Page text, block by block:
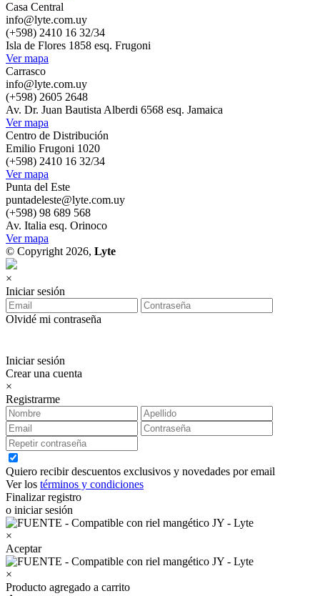
Casa Central
info@lyte.com.uy
(+598) 2410 16 32/34
Isla de Flores 1858 esq. Frugoni
Ver mapa
Carrasco
info@lyte.com.uy
(+598) 2605 2648
Av. Dr. Juan Bautista Alberdi 6568 esq. Jamaica
Ver mapa
Centro de Distribución
Emilio Frugoni 1020
(+598) 2410 16 32/34
Ver mapa
Punta del Este
puntadeleste@lyte.com.uy
(+598) 98 689 568
Av. Italia esq. Orinoco
Ver mapa
© Copyright 2026, Lyte
×
Iniciar sesión
Olvidé mi contraseña
Iniciar sesión
Crear una cuenta
×
Registrarme
Quiero recibir descuentos exclusivos y novedades por email
Ver los términos y condiciones
Finalizar registro
o iniciar sesión
×
Aceptar
×
Producto agregado a carrito